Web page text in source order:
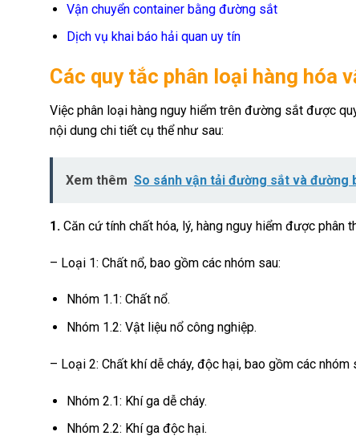
Vận chuyển container bằng đường sắt
Dịch vụ khai báo hải quan uy tín
Các quy tắc phân loại hàng hóa
Việc phân loại hàng nguy hiểm trên đường sắt được
nội dung chi tiết cụ thể như sau:
Xem thêm So sánh vận tải đường sắt và đường
1. Căn cứ tính chất hóa, lý, hàng nguy hiểm được phân
– Loại 1: Chất nổ, bao gồm các nhóm sau:
Nhóm 1.1: Chất nổ.
Nhóm 1.2: Vật liệu nổ công nghiệp.
– Loại 2: Chất khí dễ cháy, độc hại, bao gồm các nhóm
Nhóm 2.1: Khí ga dễ cháy.
Nhóm 2.2: Khí ga độc hại.